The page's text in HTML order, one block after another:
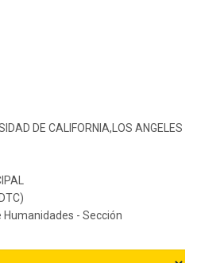
DE CALIFORNIA,LOS ANGELES
- Sección